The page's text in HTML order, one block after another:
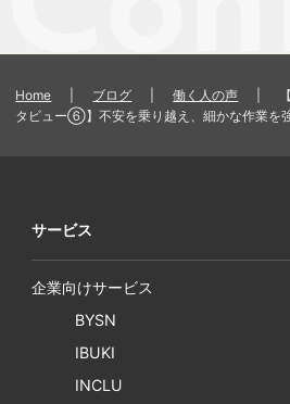
Home ブログ 働く人の声
タビュー⑥】不安を乗り越え、細かな作業を
サービス
企業向けサービス
BYSN
IBUKI
INCLU